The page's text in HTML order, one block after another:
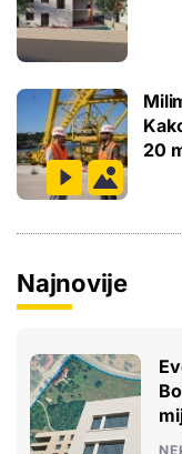
20
Najnovije